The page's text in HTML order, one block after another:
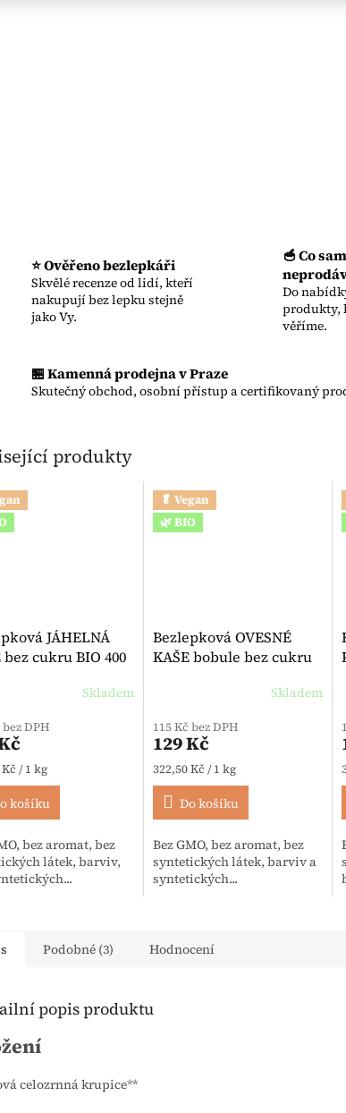
⭐ Ověřeno bezlepkáři
Skvělé recenze od lidí, kteří
nakupují bez lepku stejně
jako Vy.
🥣 Co
Do
produkty,
věříme.
🏪 Kamenná prodejna v Praze
Skutečný obchod, osobní přístup a certifikovaný
produkty
JÁHELNÁ
bez cukru BIO 400
hodnocení produktu je 5,0 z 5 hvězdiček.
Skladem
bez DPH
/ 1 kg
košíku
bez aromat, bez
látek, barviv,
🥬 Vegan
🌿 BIO
Bezlepková OVESNÉ
KAŠE bobule bez cukru
Skladem
115 Kč bez DPH
129 Kč
Měrná cena:
322,50 Kč / 1 kg
Do košíku
Bez GMO, bez aromat, bez
syntetických látek, barviv a
syntetických...
Podobné (3) Hodnocení
popis produktu
celozrnná krupice**